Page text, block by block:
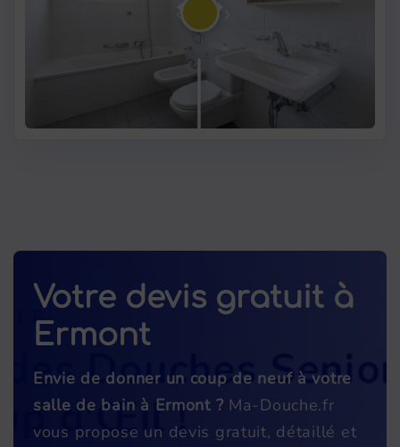
Votre devis gratuit à
Ermont
Envie de donner un coup de neuf à votre
salle de bain à Ermont ? Ma-Douche.fr
vous propose un devis gratuit, détaillé et